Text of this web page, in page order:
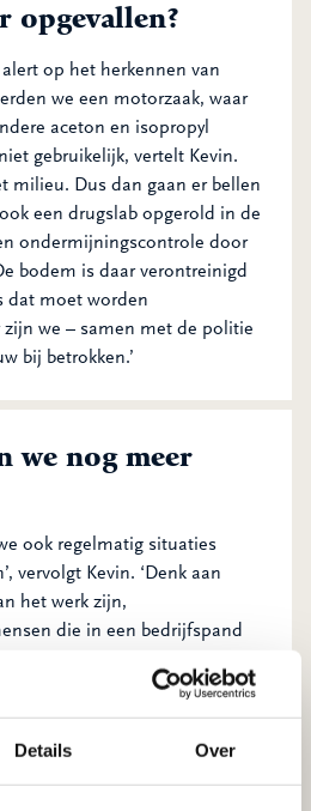
Details Over
opgevallen?
op het herkennen van
we een motorzaak, waar
aceton en isopropyl
gebruikelijk, vertelt Kevin.
milieu. Dus dan gaan er bellen
een drugslab opgerold in de
ondermijningscontrole door
bodem is daar verontreinigd
dat moet worden
zijn we – samen met de politie
bij betrokken.’
we nog meer
ook regelmatig situaties
vervolgt Kevin. ‘Denk aan
het werk zijn,
die in een bedrijfspand
maar ook gevaarlijk als er
dienst, gemeente en het
In de horeca heeft voedsel